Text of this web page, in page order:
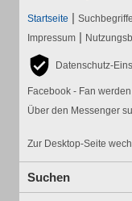
Startseite | Suchbegriffe
Impressum |
Datenschutz-
Facebook - Fan werden
Über den Messenger
Zur Desktop-Seite
Suchen